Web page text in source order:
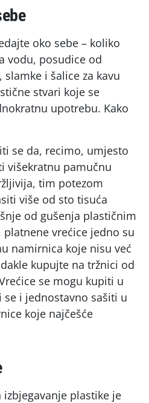
oko sebe – koliko
vodu, posudice od
slamke i šalice za kavu
stvari koje se
upotrebu. Kako
se da, recimo, umjesto
višekratnu pamučnu
tim potezom
više od sto tisuća
od gušenja plastičnim
vrećice jedno su
namirnica koje nisu već
kupujte na tržnici od
se mogu kupiti u
i jednostavno sašiti u
koje najčešće
izbjegavanje plastike je